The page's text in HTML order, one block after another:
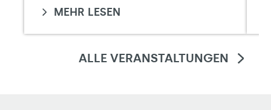
MEHR LESEN
ALLE VERANSTALTUNGEN